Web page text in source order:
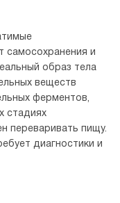
самосохранения и
образ тела
веществ
ферментов,
стадиях
переваривать пищу.
диагностики и